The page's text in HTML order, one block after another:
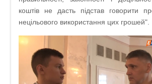
коштів не дасть підстав говорити
нецільового використання цих грошей".